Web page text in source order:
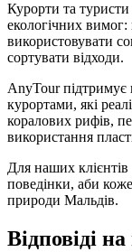
Курорти та туристи
екологічних
використовувати
сортувати відходи.
AnyTour
курортами, які
коралових рифів,
використання
Для наших клієнтів
поведінки, аби
природи Мальдів.
Відповіді